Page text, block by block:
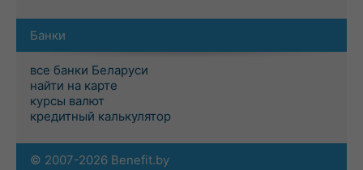
Банки
все банки Беларуси
найти на карте
курсы валют
кредитный калькулятор
© 2007-2026 Benefit.by